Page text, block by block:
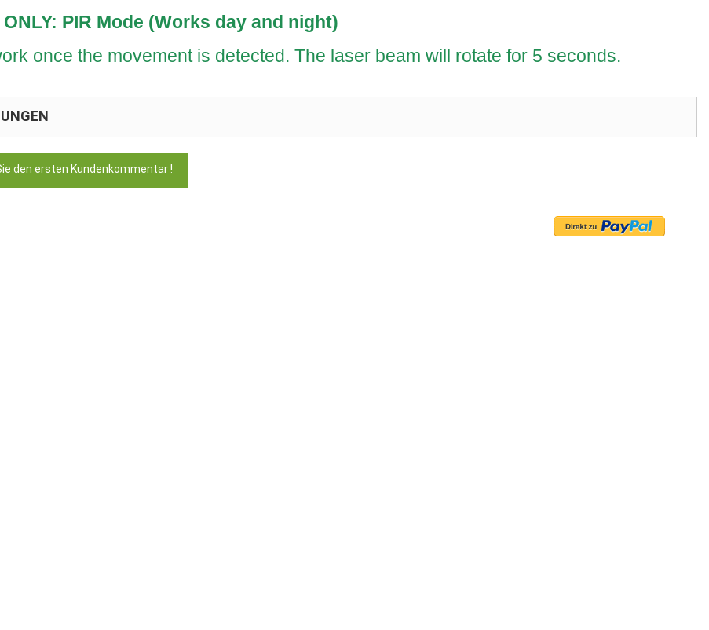
ONLY: PIR Mode (Works day and night)
once the movement is detected. The laser beam will rotate for 5 seconds.
den ersten Kundenkommentar !